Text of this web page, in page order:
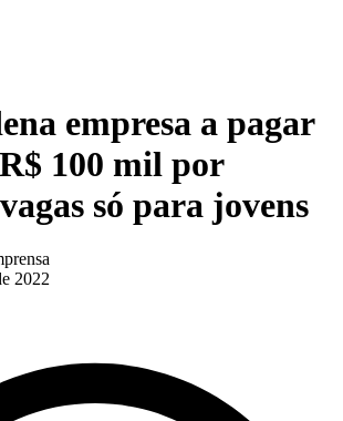
empresa a pagar
100 mil por
só para jovens
2022